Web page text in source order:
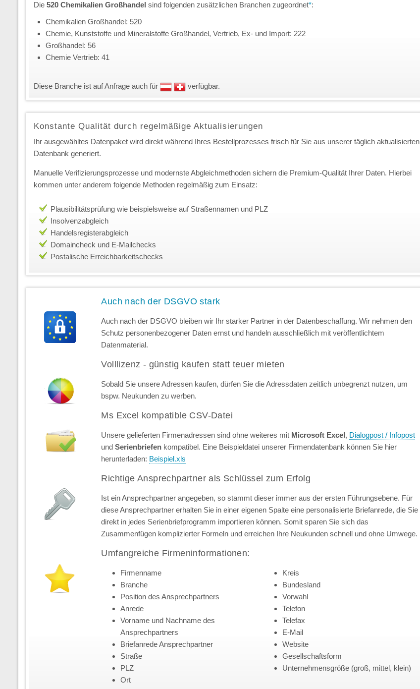
Die 520 Chemikalien Großhandel sind folgenden zusätzlichen Branchen zugeordnet*:
Chemikalien Großhandel: 520
Chemie, Kunststoffe und Mineralstoffe Großhandel, Vertrieb, Ex- und Import: 222
Großhandel: 56
Chemie Vertrieb: 41
Diese Branche ist auf Anfrage auch für verfügbar.
Konstante Qualität durch regelmäßige Aktualisierungen
Ihr ausgewähltes Datenpaket wird direkt während Ihres Bestellprozesses frisch für Sie aus unserer täglich aktualisierten
Datenbank generiert.
Manuelle Verifizierungsprozesse und modernste Abgleichmethoden sichern die Premium-Qualität Ihrer Daten. Hierbei
kommen unter anderem folgende Methoden regelmäßig zum Einsatz:
Plausibilitätsprüfung wie beispielsweise auf Straßennamen und PLZ
Insolvenzabgleich
Handelsregisterabgleich
Domaincheck und E-Mailchecks
Postalische Erreichbarkeitschecks
Auch nach der DSGVO stark
Auch nach der DSGVO bleiben wir Ihr starker Partner in der Datenbeschaffung. Wir nehmen den
Schutz personenbezogener Daten ernst und handeln ausschließlich mit veröffentlichtem
Datenmaterial.
Volllizenz - günstig kaufen statt teuer mieten
Sobald Sie unsere Adressen kaufen, dürfen Sie die Adressdaten zeitlich unbegrenzt nutzen, um
bspw. Neukunden zu werben.
Ms Excel kompatible CSV-Datei
Unsere gelieferten Firmenadressen sind ohne weiteres mit Microsoft Excel, Dialogpost / Infopost
undSerienbriefen kompatibel. Eine Beispieldatei unserer Firmendatenbank können Sie hier
herunterladen: Beispiel.xls
Richtige Ansprechpartner als Schlüssel zum Erfolg
Ist ein Ansprechpartner angegeben, so stammt dieser immer aus der ersten Führungsebene. Für
diese Ansprechpartner erhalten Sie in einer eigenen Spalte eine personalisierte Briefanrede, die Sie
direkt in jedes Serienbriefprogramm importieren können. Somit sparen Sie sich das
Zusammenfügen komplizierter Formeln und erreichen Ihre Neukunden schnell und ohne Umwege.
Umfangreiche Firmeninformationen:
Firmenname
Branche
Position des Ansprechpartners
Anrede
Vorname und Nachname des
Ansprechpartners
Briefanrede Ansprechpartner
Straße
PLZ
Ort
Kreis
Bundesland
Vorwahl
Telefon
Telefax
E-Mail
Website
Gesellschaftsform
Unternehmensgröße (groß, mittel, klein)